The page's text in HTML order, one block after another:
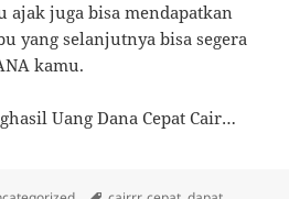
ajak juga bisa mendapatkan
yang selanjutnya bisa segera
kamu.
Uang Dana Cepat Cair…